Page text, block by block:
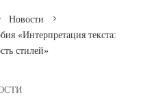
Новости
«Интерпретация текста:
стилей»